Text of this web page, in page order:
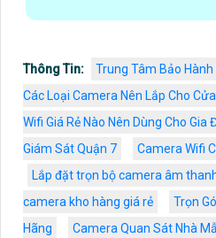
Thông Tin: Trung Tâm Bảo
Các Loại Camera Nên Lắp Cho
Wifi Giá Rẻ Nào Nên Dùng Cho Gia
Giám Sát Quận 7
Camera Wifi
Lắp đặt trọn bộ camera âm
camera kho hàng giá rẻ
Trọn
Hãng
Camera Quan Sát Nhà